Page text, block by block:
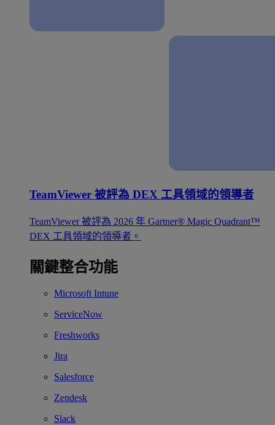
TeamViewer 被評為 DEX 工具領域的領導者
TeamViewer 被評為 2026 年 Gartner® Magic Quadrant™
DEX 工具領域的領導者。
關鍵整合功能
Microsoft Intune
ServiceNow
Freshworks
Jira
Salesforce
Zendesk
Slack